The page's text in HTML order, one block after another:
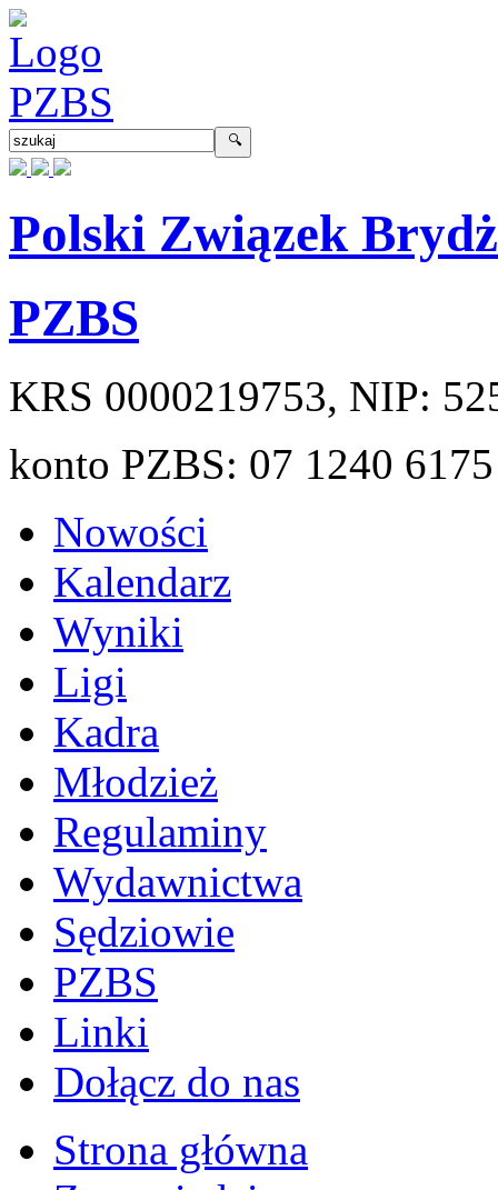
Polski Związek
PZBS
KRS 0000219753, NIP:
konto PZBS: 07 1240
Nowości
Kalendarz
Wyniki
Ligi
Kadra
Młodzież
Regulaminy
Wydawnictwa
Sędziowie
PZBS
Linki
Dołącz do nas
Strona główna